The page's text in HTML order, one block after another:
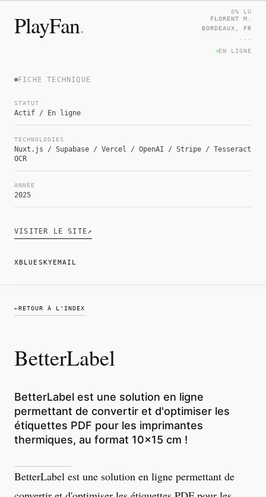
0% LU
PlayFan.
FLORENT M.
BORDEAUX, FR
EN LIGNE
FICHE TECHNIQUE
STATUT
Actif / En ligne
TECHNOLOGIES
Nuxt.js / Supabase / Vercel / OpenAI / Stripe / Tesseract
OCR
ANNÉE
2025
VISITER LE SITE↗
XBLUESKYEMAIL
←RETOUR À L'INDEX
BetterLabel
BetterLabel est une solution en ligne
permettant de convertir et d'optimiser les
étiquettes PDF pour les imprimantes
thermiques, au format 10x15 cm !
BetterLabel est une solution en ligne permettant de